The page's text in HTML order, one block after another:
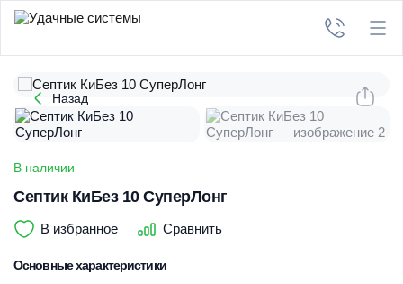
Назад
В наличии
Септик КиБез 10 СуперЛонг
В избранное Сравнить
Основные характеристики